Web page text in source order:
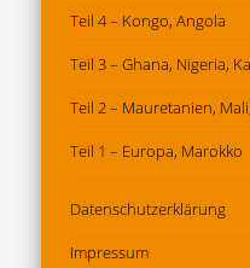
Teil 4 – Kongo, Angola
Teil 3 – Ghana, Nigeria,
Teil 2 – Mauretanien,
Teil 1 – Europa, Marokko
Datenschutz­erklärung
Impressum